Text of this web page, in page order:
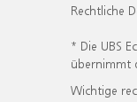
Rechtliche
* Die UBS
übernimmt
Wichtige